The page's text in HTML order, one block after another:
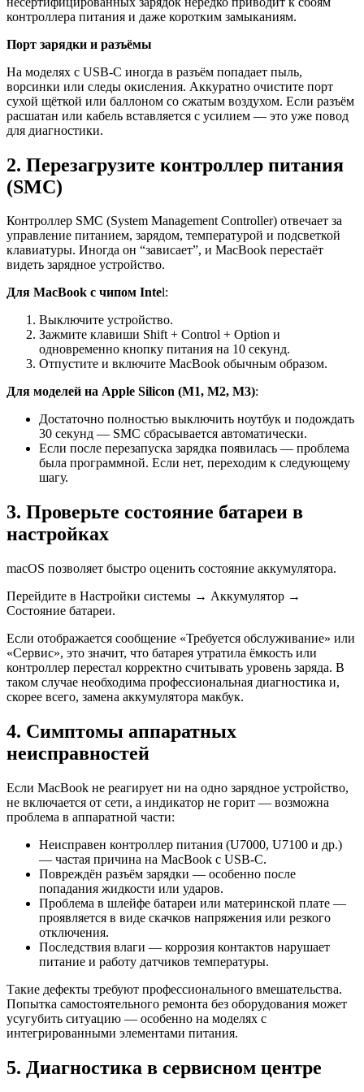
контроллера питания и даже коротким замыканиям.
Порт зарядки и разъёмы
На моделях с USB-C иногда в разъём попадает пыль,
ворсинки или следы окисления. Аккуратно очистите порт
сухой щёткой или баллоном со сжатым воздухом. Если разъём
расшатан или кабель вставляется с усилием — это уже повод
для диагностики.
2. Перезагрузите контроллер питания
(SMC)
Контроллер SMC (System Management Controller) отвечает за
управление питанием, зарядом, температурой и подсветкой
клавиатуры. Иногда он “зависает”, и MacBook перестаёт
видеть зарядное устройство.
Для MacBook с чипом Intel:
Выключите устройство.
Зажмите клавиши Shift + Control + Option и
одновременно кнопку питания на 10 секунд.
Отпустите и включите MacBook обычным образом.
Для моделей на Apple Silicon (M1, M2, M3):
Достаточно полностью выключить ноутбук и подождать
30 секунд — SMC сбрасывается автоматически.
Если после перезапуска зарядка появилась — проблема
была программной. Если нет, переходим к следующему
шагу.
3. Проверьте состояние батареи в
настройках
macOS позволяет быстро оценить состояние аккумулятора.
Перейдите в Настройки системы → Аккумулятор →
Состояние батареи.
Если отображается сообщение «Требуется обслуживание» или
«Сервис», это значит, что батарея утратила ёмкость или
контроллер перестал корректно считывать уровень заряда. В
таком случае необходима профессиональная диагностика и,
скорее всего, замена аккумулятора макбук.
4. Симптомы аппаратных
неисправностей
Если MacBook не реагирует ни на одно зарядное устройство,
не включается от сети, а индикатор не горит — возможна
проблема в аппаратной части:
Неисправен контроллер питания (U7000, U7100 и др.)
— частая причина на MacBook с USB-C.
Повреждён разъём зарядки — особенно после
попадания жидкости или ударов.
Проблема в шлейфе батареи или материнской плате —
проявляется в виде скачков напряжения или резкого
отключения.
Последствия влаги — коррозия контактов нарушает
питание и работу датчиков температуры.
Такие дефекты требуют профессионального вмешательства.
Попытка самостоятельного ремонта без оборудования может
усугубить ситуацию — особенно на моделях с
интегрированными элементами питания.
5. Диагностика в сервисном центре